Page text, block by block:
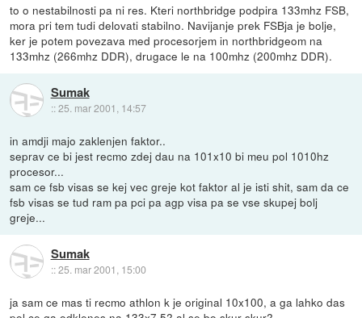
to o nestabilnosti pa ni res. Kteri northbridge podpira 133mhz FSB,
mora pri tem tudi delovati stabilno. Navijanje prek FSBja je bolje,
ker je potem povezava med procesorjem in northbridgeom na
133mhz (266mhz DDR), drugace le na 100mhz (200mhz DDR).
Sumak
::25. mar 2001, 14:57
in amdji majo zaklenjen faktor..
seprav ce bi jest recmo zdej dau na 101x10 bi meu pol 1010hz
procesor...
sam ce fsb visas se kej vec greje kot faktor al je isti shit, sam da ce
fsb visas se tud ram pa pci pa agp visa pa se vse skupej bolj
greje...
Sumak
::25. mar 2001, 15:00
ja sam ce mas ti recmo athlon k je original 10x100, a ga lahko das